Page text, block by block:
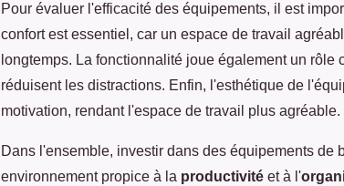
Pour évaluer l'efficacité des équipements, il est
confort est essentiel, car un espace de travail
longtemps. La fonctionnalité joue également un
réduisent les distractions. Enfin, l'esthétique de
motivation, rendant l'espace de travail plus agréable.
Dans l'ensemble, investir dans des équipements de
environnement propice à la productivité et à l'